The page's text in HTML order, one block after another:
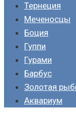
Тернеция
Меченосцы
Боция
Гуппи
Гурами
Барбус
Золотая
Аквариум